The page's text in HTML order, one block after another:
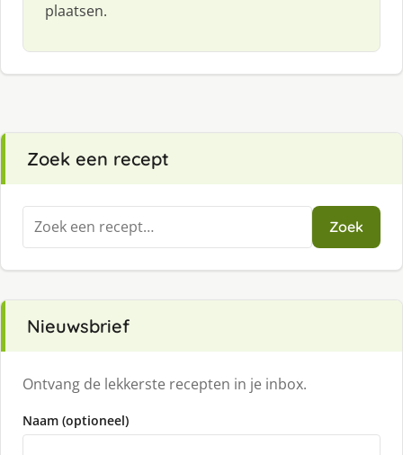
plaatsen.
Zoek een recept
Zoeken
naar:
Zoek
Nieuwsbrief
Ontvang de lekkerste recepten in je inbox.
Naam (optioneel)